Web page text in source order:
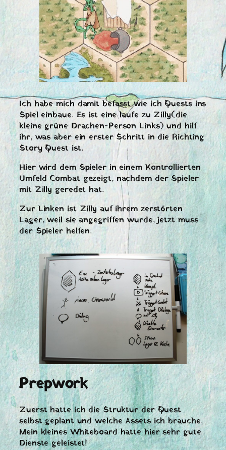
Ich habe mich damit befasst wie ich Quests ins
Spiel einbaue. Es ist eine laufe zu Zilly(die
kleine grüne Drachen-Person Links) und hilf
ihr, was aber ein erster Schritt in die Richting
Story Quest ist.
Hier wird dem Spieler in einem Kontrollierten
Umfeld Combat gezeigt, nachdem der Spieler
mit Zilly geredet hat.
Zur Linken ist Zilly auf ihrem zerstörten
Lager, weil sie angegriffen wurde, jetzt muss
der Spieler helfen.
Prepwork
Zuerst hatte ich die Struktur der Quest
selbst geplant und welche Assets ich brauche.
Mein kleines Whiteboard hatte hier sehr gute
Dienste geleistet!